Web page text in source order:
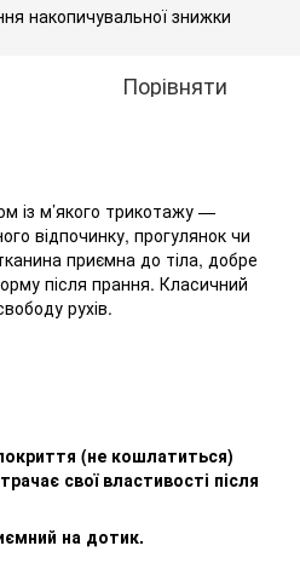
накопичувальної знижки
Порівняти
із м’якого трикотажу —
відпочинку, прогулянок чи
приємна до тіла, добре
після прання. Класичний
рухів.
(не кошлатиться)
свої властивості після
на дотик.